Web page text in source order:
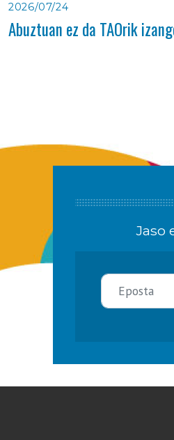
2026/07/24
Abuztuan ez da TAOrik
Jaso